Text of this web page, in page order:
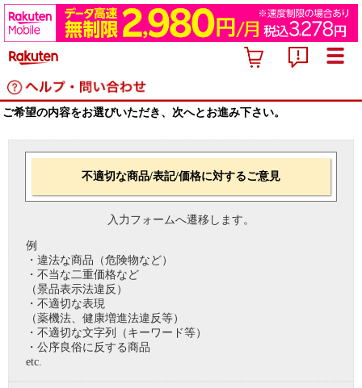
ご希望の内容をお選びいただき、次へとお進み下さい。
不適切な商品/表記/価格に対するご意見
入力フォームへ遷移します。
例
・違法な商品（危険物など）
・不当な二重価格など
（景品表示法違反）
・不適切な表現
（薬機法、健康増進法違反等）
・不適切な文字列（キーワード等）
・公序良俗に反する商品
etc.